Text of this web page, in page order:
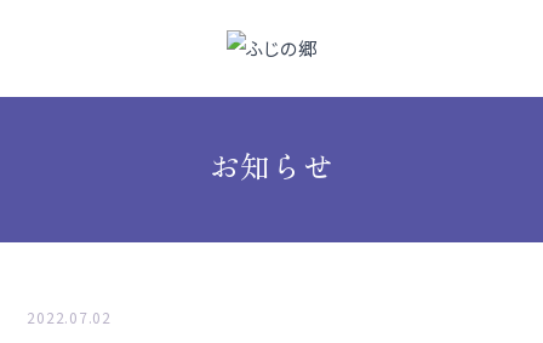
お知らせ
2022.07.02